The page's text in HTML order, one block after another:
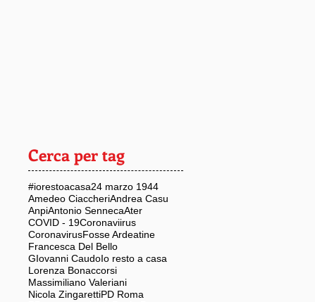
Cerca per tag
#iorestoacasa24 marzo 1944
Amedeo CiaccheriAndrea Casu
AnpiAntonio SennecaAter
COVID - 19Coronaviirus
CoronavirusFosse Ardeatine
Francesca Del Bello
GIovanni CaudoIo resto a casa
Lorenza Bonaccorsi
Massimiliano Valeriani
Nicola ZingarettiPD Roma